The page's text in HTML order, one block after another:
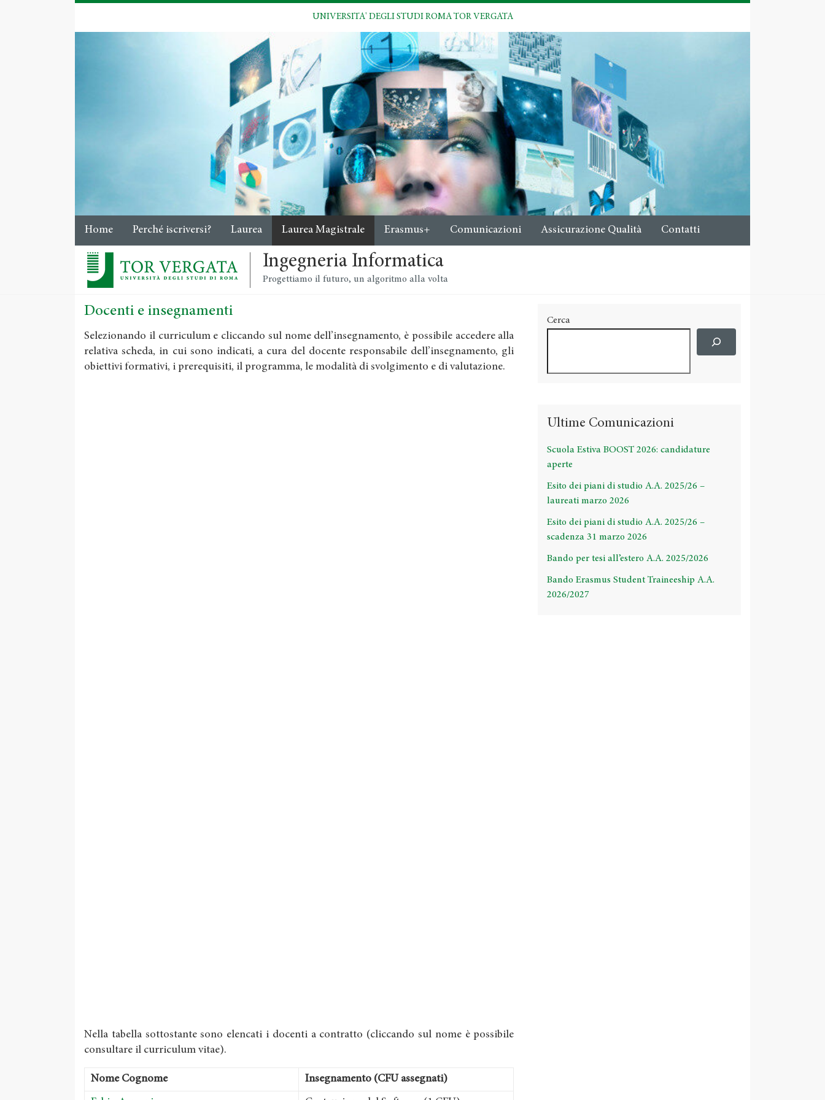
UNIVERSITA' DEGLI STUDI ROMA TOR VERGATA
Home Perché iscriversi? Laurea Laurea Magistrale Erasmus+ Comunicazioni Assicurazione Qualità Contatti
Ingegneria Informatica
Progettiamo il futuro, un algoritmo alla volta
Docenti e insegnamenti
Selezionando il curriculum e cliccando sul nome dell’insegnamento, è possibile accedere alla
relativa scheda, in cui sono indicati, a cura del docente responsabile dell’insegnamento, gli
obiettivi formativi, i prerequisiti, il programma, le modalità di svolgimento e di valutazione.
Nella tabella sottostante sono elencati i docenti a contratto (cliccando sul nome è possibile
consultare il curriculum vitae).
Nome Cognome Insegnamento (CFU assegnati)
Cerca
Ultime Comunicazioni
Scuola Estiva BOOST 2026: candidature
aperte
Esito dei piani di studio A.A. 2025/26 –
laureati marzo 2026
Esito dei piani di studio A.A. 2025/26 –
scadenza 31 marzo 2026
Bando per tesi all’estero A.A. 2025/2026
Bando Erasmus Student Traineeship A.A.
2026/2027